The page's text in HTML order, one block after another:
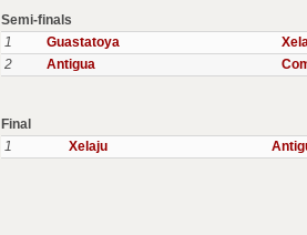
Semi-finals
1
Guastatoya
2
Antigua
Final
1
Xelaju